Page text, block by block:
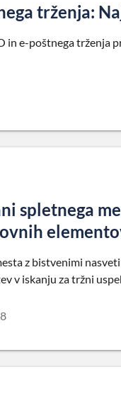
trženja:
in e-poštnega trženja
spletnega
z bistvenimi
v iskanju za tržni